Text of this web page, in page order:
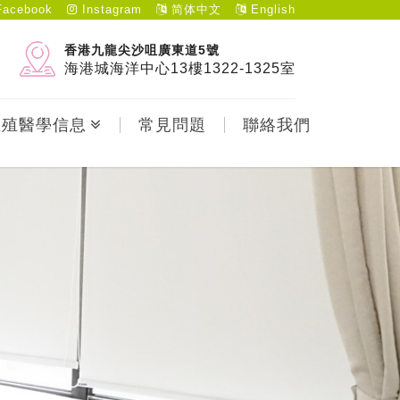
Instagram 简体中文 English
香港九龍尖沙咀廣東道5號
海港城海洋中心13樓1322-1325室
醫學信息 常見問題 聯絡我們